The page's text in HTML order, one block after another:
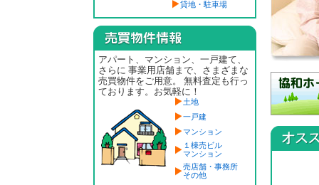
貸地・駐車場
アパート、マンション、一戸建て、
さらに 事業用店舗まで、さまざまな
売買物件をご用意。 無料査定も行っ
ております。お気軽に！
土地
一戸建
マンション
１棟売ビル
マンション
売店舗・事務所
その他